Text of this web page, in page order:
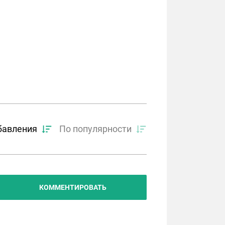
По популярности
КОММЕНТИРОВАТЬ